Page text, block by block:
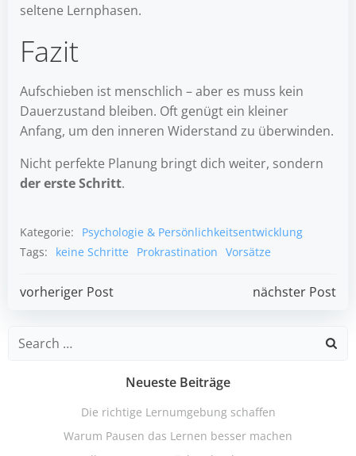
seltene Lernphasen.
Fazit
Aufschieben ist menschlich – aber es muss kein
Dauerzustand bleiben. Oft genügt ein kleiner
Anfang, um den inneren Widerstand zu überwinden.
Nicht perfekte Planung bringt dich weiter, sondern
der erste Schritt.
Kategorie:
Psychologie & Persönlichkeitsentwicklung
Tags:
keine Schritte Prokrastination Vorsätze
Post
navigation
vorheriger Post
navigation
nächster Post
Search
Neueste Beiträge
Die richtige Lernumgebung schaffen
Warum Pausen das Lernen besser machen